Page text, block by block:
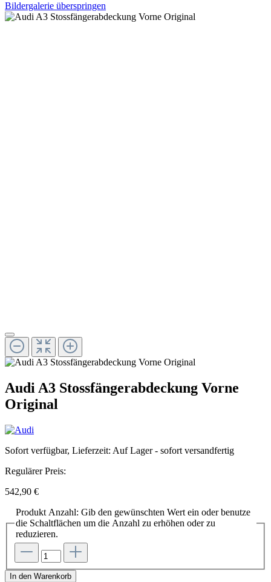
Bildergalerie überspringen
Audi A3 Stossfängerabdeckung Vorne
Original
Sofort verfügbar, Lieferzeit: Auf Lager - sofort versandfertig
Regulärer Preis:
542,90 €
Produkt Anzahl: Gib den gewünschten Wert ein oder benutze
die Schaltflächen um die Anzahl zu erhöhen oder zu
reduzieren.
In den Warenkorb